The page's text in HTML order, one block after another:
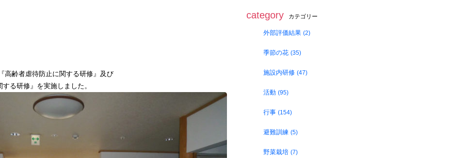
高齢者虐待防止に関する研修』及び
る研修』を実施しました。
category カテゴリー
外部評価結果 (2)
季節の花 (35)
施設内研修 (47)
活動 (95)
行事 (154)
避難訓練 (5)
野菜栽培 (7)